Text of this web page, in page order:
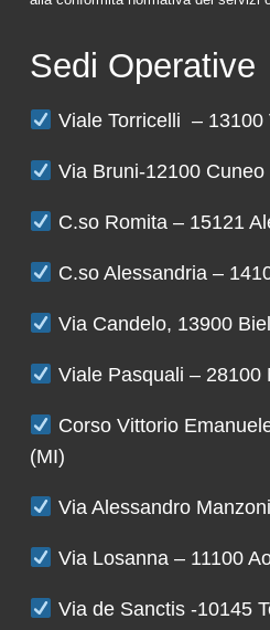
Sedi Operative
Viale Torricelli – 13100
Via Bruni-12100 Cuneo
C.so Romita – 15121
C.so Alessandria –
Via Candelo, 13900
Viale Pasquali – 28100
Corso Vittorio
(MI)
Via Alessandro
Via Losanna – 11100
Via de Sanctis -10145